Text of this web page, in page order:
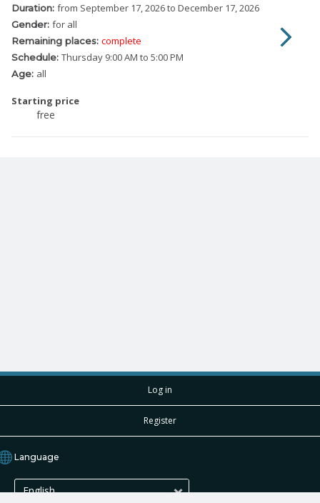
Duration: from September 17, 2026to December 17, 2026
Gender: for all
Remaining places: complete
Schedule: Thursday 9:00 AM to 5:00 PM
Age: all
Starting price
free
Log in
Register
Language
English